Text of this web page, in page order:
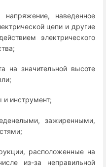
напряжение, наведенное
цепи и другие
электрического
на значительной высоте
инструмент;
зажиренными,
расположенные на
из-за неправильной